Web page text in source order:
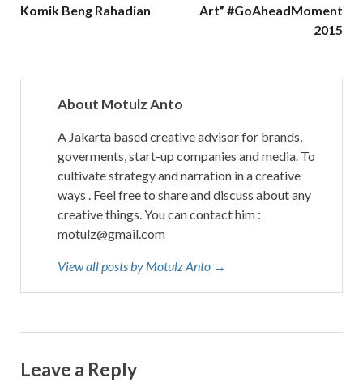
Komik Beng Rahadian
Art” #GoAheadMoment
2015
About Motulz Anto
A Jakarta based creative advisor for brands,
goverments, start-up companies and media. To
cultivate strategy and narration in a creative
ways . Feel free to share and discuss about any
creative things. You can contact him :
motulz@gmail.com
View all posts by Motulz Anto →
Leave a Reply